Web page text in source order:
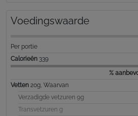
Voedingswaarde
Per portie
Calorieën 339
%
Vetten 20g, Waarvan
Verzadigde vetzuren 9g
Transvetzuren g